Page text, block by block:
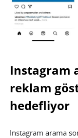
Instagram
reklam
hedefliyor
Instagram arama